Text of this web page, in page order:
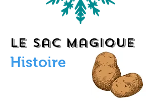
le sac magique
Histoire